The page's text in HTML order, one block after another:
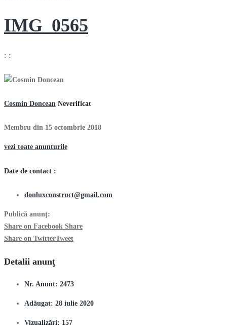
IMG_0565
: :
Cosmin Doncean Neverificat
Membru din 15 octombrie 2018
vezi toate anunturile
Date de contact :
donluxconstruct@gmail.com
Publică anunţ:
Share on Facebook Share
Share on TwitterTweet
Detalii anunţ
Nr. Anunt: 2473
Adăugat: 28 iulie 2020
Vizualizări: 157